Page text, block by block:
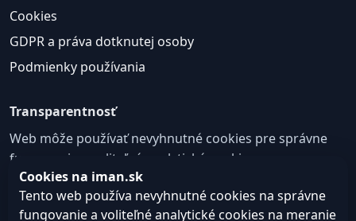
Cookies
GDPR a práva dotknutej osoby
Podmienky používania
Transparentnosť
Web môže používať nevyhnutné cookies pre správne
fungovanie a voliteľné analytické cookies na
zlepšovanie obsahu a používateľskej skúsenosti.
Nastavenie cookies
Cookies na iman.sk
Tento web používa nevyhnutné cookies na správne
fungovanie a voliteľné analytické cookies na meranie